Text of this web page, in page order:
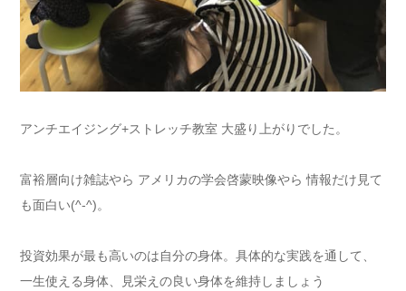
アンチエイジング+ストレッチ教室 大盛り上がりでした。
富裕層向け雑誌やら アメリカの学会啓蒙映像やら 情報だけ見て
も面白い(^-^)。
投資効果が最も高いのは自分の身体。具体的な実践を通して、
一生使える身体、見栄えの良い身体を維持しましょう